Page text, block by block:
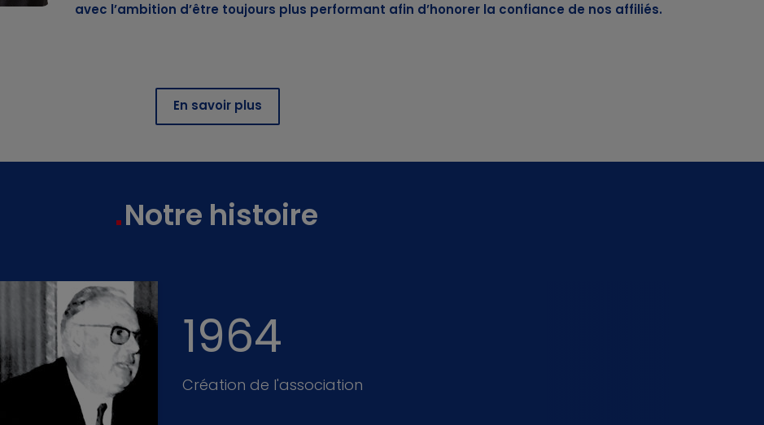
avec l’ambition d’être toujours plus performant afin d’honorer la confiance de nos affiliés.
En savoir plus
Notre histoire
1964
Création de l'association